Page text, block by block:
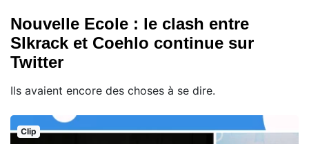
Nouvelle Ecole : le clash entre
Slkrack et Coehlo continue sur
Twitter
Ils avaient encore des choses à se dire.
Clip